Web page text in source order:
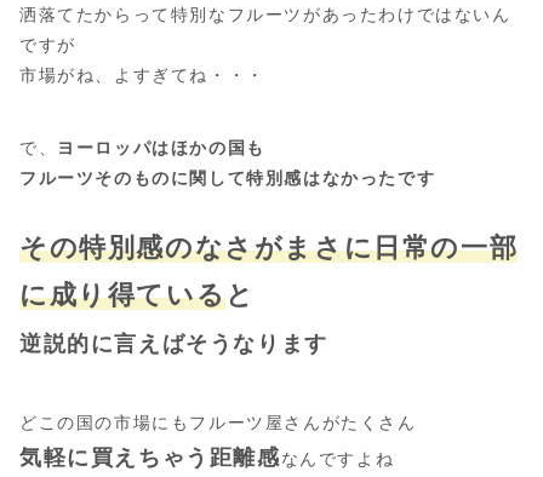
洒落てたからって特別なフルーツがあったわけではないん
ですが
市場がね、よすぎてね・・・
で、
ヨーロッパはほかの国も
フルーツそのものに関して特別感はなかったです
その特別感のなさがまさに日常の一部
に成り得ていると
逆説的に言えばそうなります
どこの国の市場にもフルーツ屋さんがたくさん
気軽に買えちゃう距離感なんですよね